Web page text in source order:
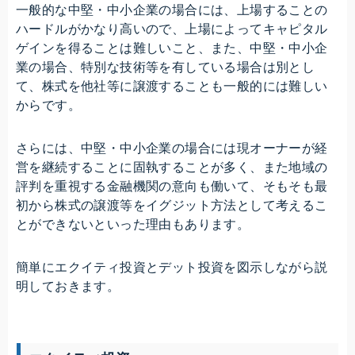
一般的な中堅・中小企業の場合には、上場することの
ハードルがかなり高いので、上場によってキャピタル
ゲインを得ることは難しいこと、また、中堅・中小企
業の場合、特別な技術等を有している場合は別とし
て、株式を他社等に譲渡することも一般的には難しい
からです。
さらには、中堅・中小企業の場合には現オーナーが経
営を継続することに固執することが多く、また地域の
評判を重視する金融機関の意向も働いて、そもそも最
初から株式の譲渡等をイグジット方法として考えるこ
とができないといった理由もあります。
簡単にエクイティ投資とデット投資を図示しながら説
明しておきます。